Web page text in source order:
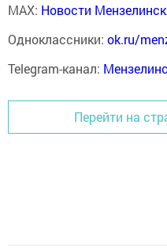
MAX: Новости
Одноклассники: ok.ru/
Telegram-канал:
Перейти на